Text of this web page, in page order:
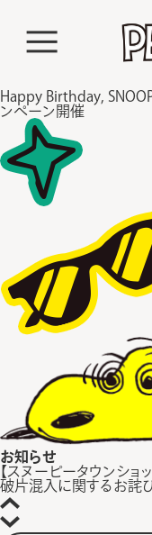
Happy Birthday,
ンペーン開催
お知らせ
【スヌーピータウンショ
破片混入に関するお詫